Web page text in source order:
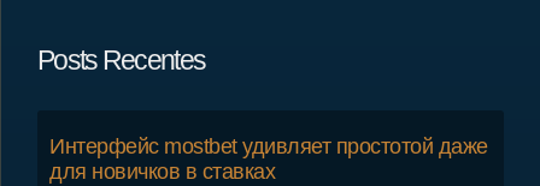
Posts Recentes
Интерфейс mostbet удивляет простотой даже
для новичков в ставках